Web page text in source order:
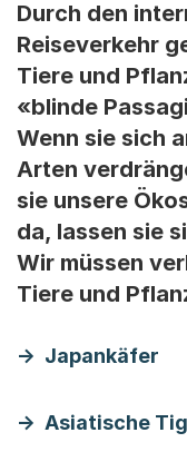
Durch den
Reiseverkehr
Tiere und
«blinde
Wenn sie sich
Arten
sie unsere
da, lassen sie
Wir müssen
Tiere und
Japankäfer
Asiatische